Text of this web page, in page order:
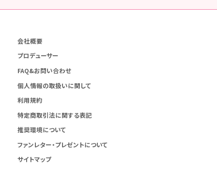
会社概要
プロデューサー
FAQ&お問い合わせ
個人情報の取扱いに関して
利用規約
特定商取引法に関する表記
推奨環境について
ファンレター・プレゼントについて
サイトマップ